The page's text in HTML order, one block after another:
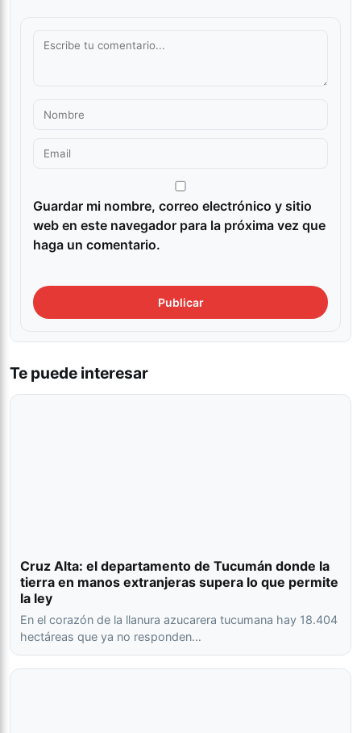
Guardar mi nombre, correo electrónico y sitio
web en este navegador para la próxima vez que
haga un comentario.
Te puede interesar
Cruz Alta: el departamento de Tucumán donde la
tierra en manos extranjeras supera lo que permite
la ley
En el corazón de la llanura azucarera tucumana hay 18.404
hectáreas que ya no responden…